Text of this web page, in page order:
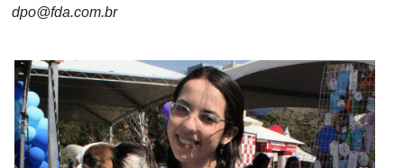
dpo@fda.com.br